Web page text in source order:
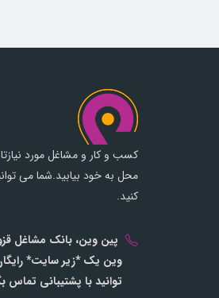
کسب و کار و مشاغل مورد
محل به خود بیابید.شما می
کنید.
پین وین، بانک مشاغل
وین یک *زیر سایت*
توانید با پشتیبانی تماس